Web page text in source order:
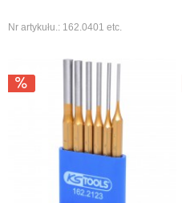
Nr artykułu.: 162.0401 etc.